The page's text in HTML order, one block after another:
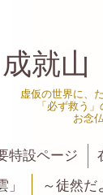
成就
虚仮の世界に、
「必ず救う
お念
特設ページ
～徒然だ